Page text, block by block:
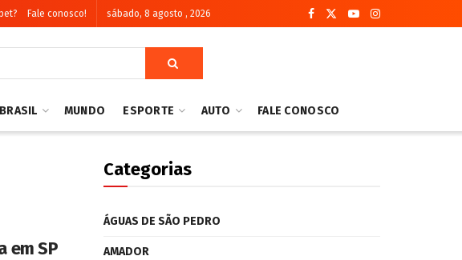
Fale conosco! sábado, 8 agosto , 2026
BRASIL MUNDO ESPORTE AUTO FALE CONOSCO
em SP
Categorias
ÁGUAS DE SÃO PEDRO
AMADOR